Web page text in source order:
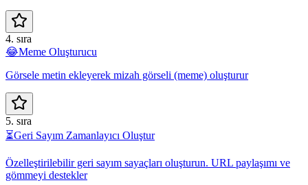
4. sıra
😂Meme Oluşturucu
Görsele metin ekleyerek mizah görseli (meme) oluşturur
5. sıra
⏳Geri Sayım Zamanlayıcı Oluştur
Özelleştirilebilir geri sayım sayaçları oluşturun. URL paylaşımı ve
gömmeyi destekler